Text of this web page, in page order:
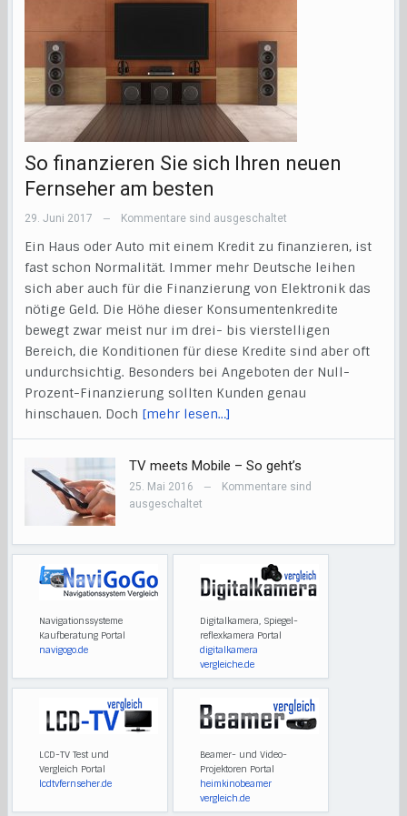
So finanzieren Sie sich Ihren neuen
Fernseher am besten
29. Juni 2017 — Kommentare sind ausgeschaltet
Ein Haus oder Auto mit einem Kredit zu finanzieren, ist
fast schon Normalität. Immer mehr Deutsche leihen
sich aber auch für die Finanzierung von Elektronik das
nötige Geld. Die Höhe dieser Konsumentenkredite
bewegt zwar meist nur im drei- bis vierstelligen
Bereich, die Konditionen für diese Kredite sind aber oft
undurchsichtig. Besonders bei Angeboten der Null-
Prozent-Finanzierung sollten Kunden genau
hinschauen. Doch [mehr lesen…]
TV meets Mobile – So geht’s
25. Mai 2016 —
Kommentare sind
ausgeschaltet
Navigationssysteme
Kaufberatung Portal
navigogo.de
Digitalkamera, Spiegel-
reflexkamera Portal
digitalkamera
vergleiche.de
LCD-TV Test und
Vergleich Portal
lcdtvfernseher.de
Beamer- und Video-
Projektoren Portal
heimkinobeamer
vergleich.de